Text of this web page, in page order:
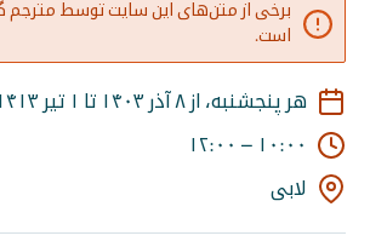
برخی از متن‌های این سایت توسط مترجم
است.
هر پنجشنبه، از ۸ آذر ۱۴۰۳ تا ۱ تیر ۱۴۱۳
۱۰:۰۰ – ۱۲:۰۰
لابی